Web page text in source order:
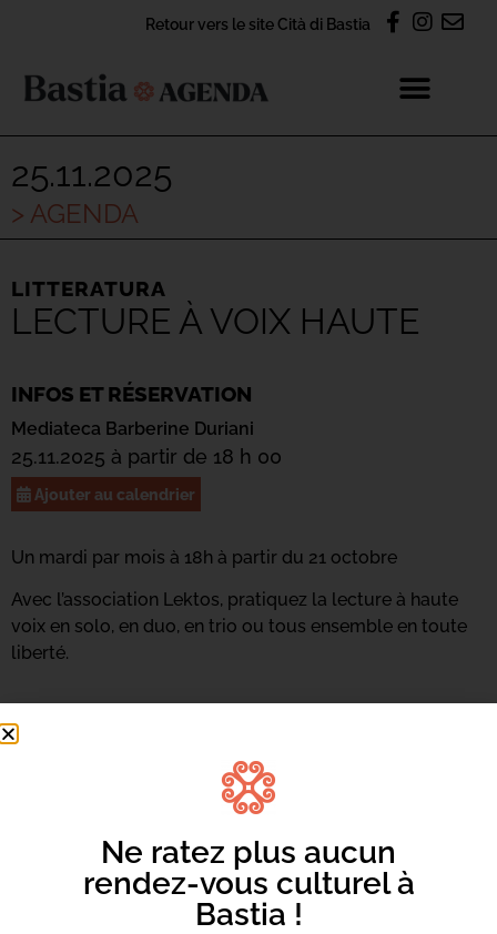
Retour vers le site Cità di Bastia
25.11.2025
> AGENDA
LITTERATURA
LECTURE À VOIX HAUTE
INFOS ET RÉSERVATION
Mediateca Barberine Duriani
25.11.2025 à partir de 18 h 00
Ajouter au calendrier
Un mardi par mois à 18h à partir du 21 octobre
Avec l’association Lektos, pratiquez la lecture à haute
voix en solo, en duo, en trio ou tous ensemble en toute
liberté.
Ne ratez plus aucun
rendez-vous culturel à
Bastia !